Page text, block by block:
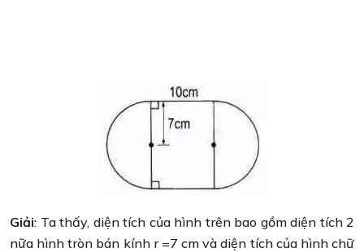
Giải: Ta thấy, diện tích của hình trên bao gồm diện tích 2
nữa hình tròn bán kính r =7 cm và diện tích của hình chữ